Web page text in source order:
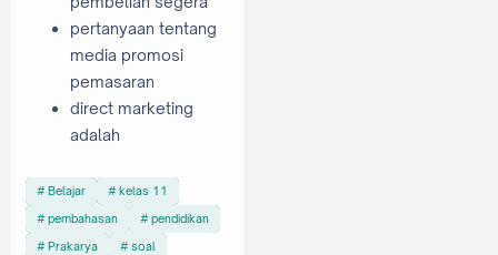
pertanyaan tentang
media promosi
pemasaran
direct marketing
adalah
Belajar kelas 11
pembahasan pendidikan
Prakarya soal